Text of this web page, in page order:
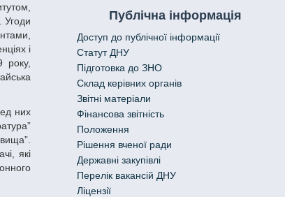
Угоди
і
року,
які
Публічна інформація
Доступ до публічної інформації
Статут ДНУ
Підготовка до ЗНО
Склад керівних органів
Звітні матеріали
Фінансова звітність
Положення
Рішення вченої ради
Державні закупівлі
Перелік вакансій ДНУ
Ліцензії